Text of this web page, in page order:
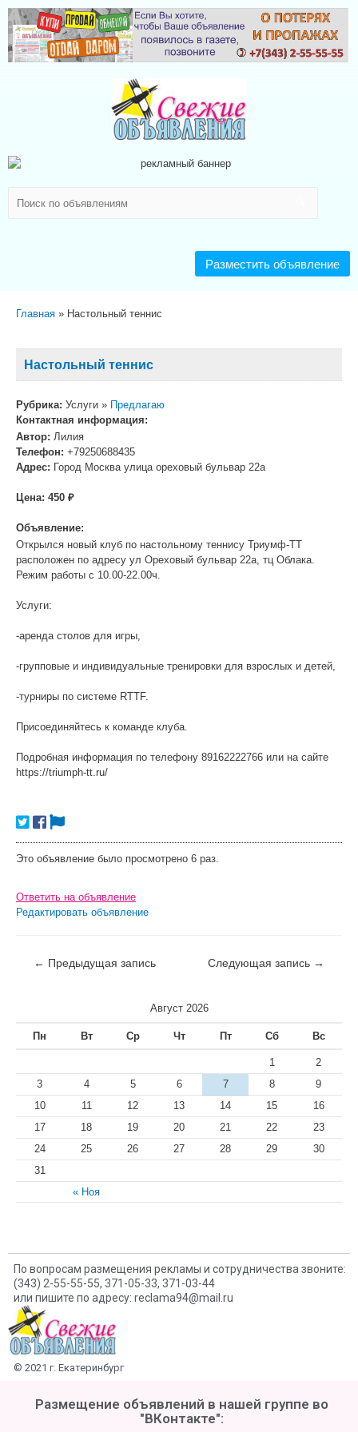
Разместить объявление
Главная Настольный теннис
Настольный теннис
Рубрика: Услуги » Предлагаю
Контактная информация:
Автор: Лилия
Телефон: +79250688435
Адрес: Город Москва улица ореховый бульвар 22а
Цена: 450 ₽
Объявление:
Открылся новый клуб по настольному теннису Триумф-ТТ
расположен по адресу ул Ореховый бульвар 22а, тц Облака.
Режим работы с 10.00-22.00ч.
Услуги:
-аренда столов для игры,
-групповые и индивидуальные тренировки для взрослых и детей,
-турниры по системе RTTF.
Присоединяйтесь к команде клуба.
Подробная информация по телефону 89162222766 или на сайте
https://triumph-tt.ru/
Это объявление было просмотрено 6 раз.
Ответить на объявление
Редактировать объявление
← Предыдущая запись Следующая запись →
Август 2026
Пн Вт Ср Чт Пт Сб Вс
« Ноя
1
2
3
4 5 6 7 8
9
10
11 12 13 14 15
16
17
18 19 20 21 22
23
24
25 26 27 28 29
30
31
По вопросам размещения рекламы и сотрудничества звоните:
(343) 2-55-55-55, 371-05-33, 371-03-44
или пишите по адресу: reclama94@mail.ru
© 2021 г. Екатеринбург
Размещение объявлений в нашей группе во
"ВКонтакте":